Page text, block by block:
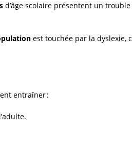
d’âge scolaire présentent un trouble
est touchée par la dyslexie,
entraîner :